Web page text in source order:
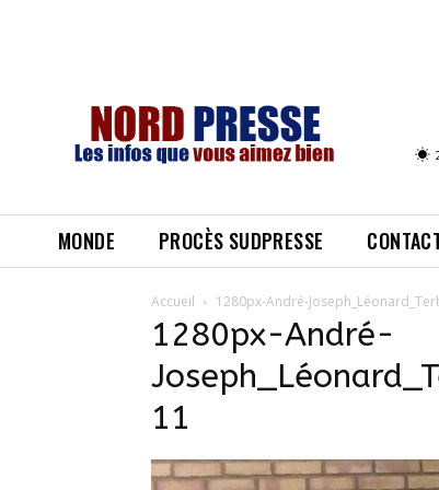
MONDE PROCÈS SUDPRESSE
Accueil 1280px-André-
1280px-André-
11